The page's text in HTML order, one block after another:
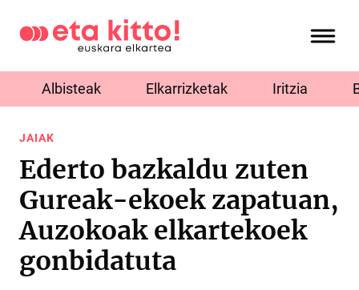
Albisteak Elkarrizketak Iritzia
JAIAK
Ederto bazkaldu zuten
Gureak-ekoek zapatuan,
Auzokoak elkartekoek
gonbidatuta